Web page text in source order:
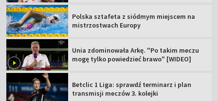
Polska sztafeta z siódmym miejscem na
mistrzostwach Europy
Unia zdominowała Arkę. "Po takim meczu
mogę tylko powiedzieć brawo" [WIDEO]
Betclic 1 Liga: sprawdź terminarz i plan
transmisji meczów 3. kolejki